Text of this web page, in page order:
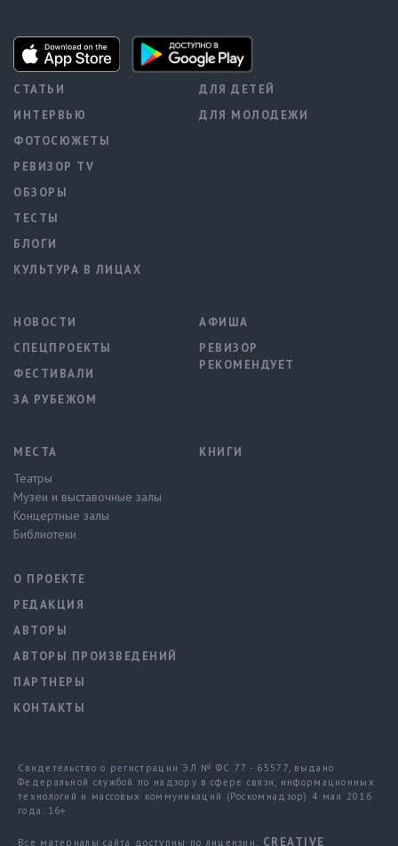
СТАТЬИ
ИНТЕРВЬЮ
ФОТОСЮЖЕТЫ
РЕВИЗОР TV
ОБЗОРЫ
ТЕСТЫ
БЛОГИ
КУЛЬТУРА В ЛИЦАХ
ДЛЯ ДЕТЕЙ
ДЛЯ МОЛОДЕЖИ
НОВОСТИ
СПЕЦПРОЕКТЫ
ФЕСТИВАЛИ
ЗА РУБЕЖОМ
АФИША
РЕВИЗОР
РЕКОМЕНДУЕТ
МЕСТА
Театры
Музеи и выставочные залы
Концертные залы
Библиотеки
КНИГИ
О ПРОЕКТЕ
РЕДАКЦИЯ
АВТОРЫ
АВТОРЫ ПРОИЗВЕДЕНИЙ
ПАРТНЕРЫ
КОНТАКТЫ
Свидетельство о регистрации ЭЛ № ФС 77 - 65577, выдано
Федеральной службой по надзору в сфере связи, информационных
технологий и массовых коммуникаций (Роскомнадзор) 4 мая 2016
года. 16+
Все материалы сайта доступны по лицензии: CREATIVE